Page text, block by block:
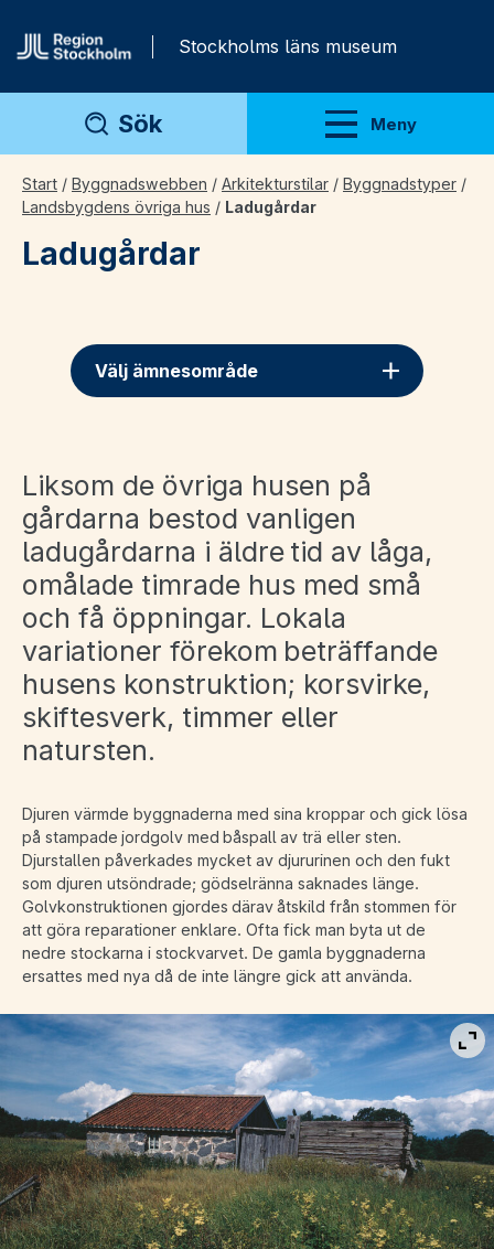
Stockholms läns museum
Sök Meny
Visa meny
Start / Byggnadswebben / Arkitekturstilar / Byggnadstyper /
Landsbygdens övriga hus / Ladugårdar
Ladugårdar
Välj ämnesområde
Liksom de övriga husen på
gårdarna bestod vanligen
ladugårdarna i äldre tid av låga,
omålade timrade hus med små
och få öppningar. Lokala
variationer förekom beträffande
husens konstruktion; korsvirke,
skiftesverk, timmer eller
natursten.
Djuren värmde byggnaderna med sina kroppar och gick lösa
på stampade jordgolv med båspall av trä eller sten.
Djurstallen påverkades mycket av djururinen och den fukt
som djuren utsöndrade; gödselränna saknades länge.
Golvkonstruktionen gjordes därav åtskild från stommen för
att göra reparationer enklare. Ofta fick man byta ut de
nedre stockarna i stockvarvet. De gamla byggnaderna
ersattes med nya då de inte längre gick att använda.